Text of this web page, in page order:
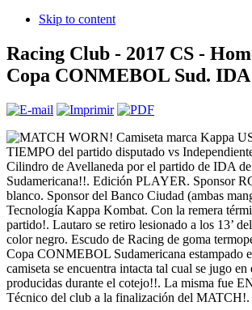
Skip to content
Racing Club - 2017 CS -
Copa CONMEBOL Sud.